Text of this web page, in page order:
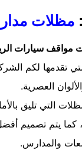
مظلات
مواقف سيارات
تقدمها لكم
العصرية.
التي تليق
كما يتم تصميم
والمدارس.